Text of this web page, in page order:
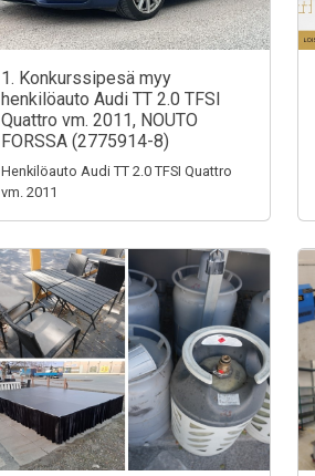
1. Konkurssipesä myy
henkilöauto Audi TT 2.0 TFSI
Quattro vm. 2011, NOUTO
FORSSA (2775914-8)
Henkilöauto Audi TT 2.0 TFSI Quattro
vm. 2011